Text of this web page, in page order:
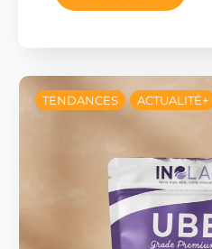
TENDANCES ACTUALITÉ+